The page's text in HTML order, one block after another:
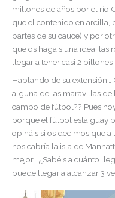
millones de años por el río
que el contenido en arcilla,
partes de su cauce) y por
que os hagáis una idea,
llegar a tener casi 2 billones
Hablando de su
alguna de las maravillas de
campo de fútbol?? Pues
porque el fútbol está guay
opináis si os decimos que
nos cabría la isla de
mejor… ¿Sabéis a cuánto
puede llegar a alcanzar 3